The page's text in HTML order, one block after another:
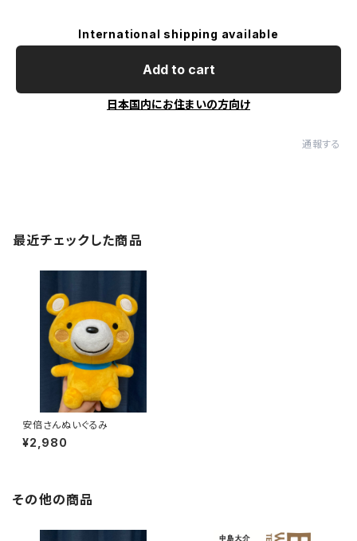
International shipping available
Add to cart
日本国内にお住まいの方向け
通報する
最近チェックした商品
安倍さんぬいぐるみ
¥2,980
その他の商品